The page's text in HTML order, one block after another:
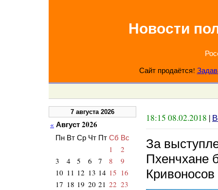
Новости
Сайт продаётся!
18:15 08.02.2018 |
За
Пхенчхане
Кривоносов
7 августа 2026
« Август 2026
Пн Вт Ср Чт Пт Сб Вс
1
2
3
4 5 6 7 8
9
10 11 12 13 14 15 16
17 18 19 20 21 22 23